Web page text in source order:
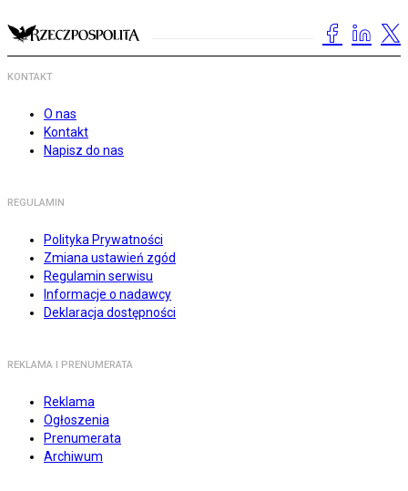
KONTAKT
O nas
Kontakt
Napisz do nas
REGULAMIN
Polityka Prywatności
Zmiana ustawień zgód
Regulamin serwisu
Informacje o nadawcy
Deklaracja dostępności
REKLAMA I PRENUMERATA
Reklama
Ogłoszenia
Prenumerata
Archiwum